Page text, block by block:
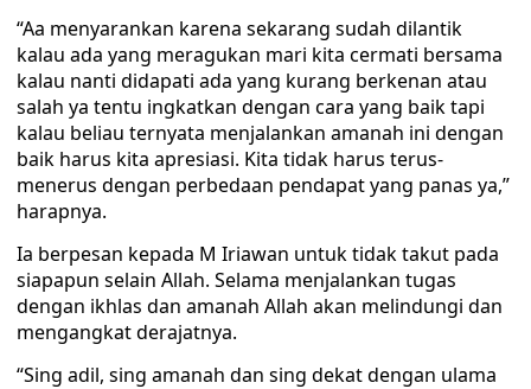
“Aa menyarankan karena sekarang sudah dilantik
kalau ada yang meragukan mari kita cermati bersama
kalau nanti didapati ada yang kurang berkenan atau
salah ya tentu ingkatkan dengan cara yang baik tapi
kalau beliau ternyata menjalankan amanah ini dengan
baik harus kita apresiasi. Kita tidak harus terus-
menerus dengan perbedaan pendapat yang panas ya,”
harapnya.
Ia berpesan kepada M Iriawan untuk tidak takut pada
siapapun selain Allah. Selama menjalankan tugas
dengan ikhlas dan amanah Allah akan melindungi dan
mengangkat derajatnya.
“Sing adil, sing amanah dan sing dekat dengan ulama